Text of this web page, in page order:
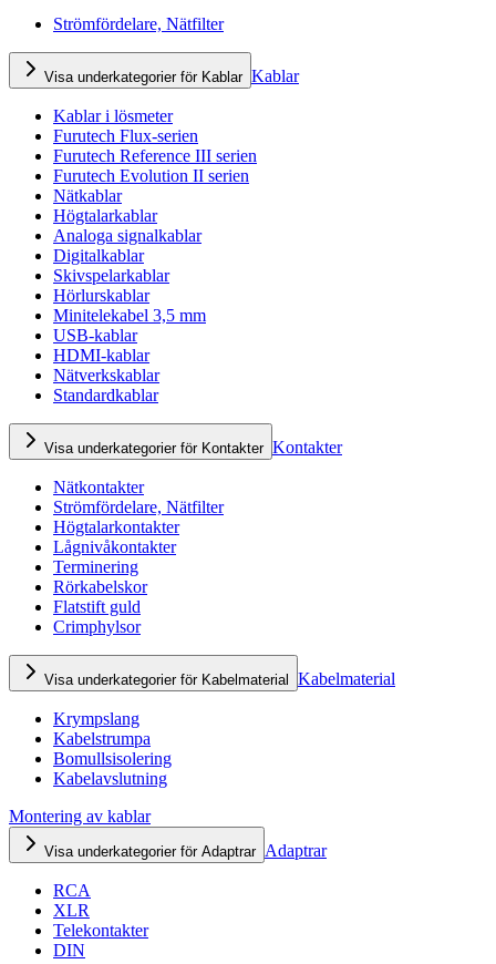
Strömfördelare, Nätfilter
Visa underkategorier för Kablar Kablar
Kablar i lösmeter
Furutech Flux-serien
Furutech Reference III serien
Furutech Evolution II serien
Nätkablar
Högtalarkablar
Analoga signalkablar
Digitalkablar
Skivspelarkablar
Hörlurskablar
Minitelekabel 3,5 mm
USB-kablar
HDMI-kablar
Nätverkskablar
Standardkablar
Visa underkategorier för Kontakter Kontakter
Nätkontakter
Strömfördelare, Nätfilter
Högtalarkontakter
Lågnivåkontakter
Terminering
Rörkabelskor
Flatstift guld
Crimphylsor
Visa underkategorier för Kabelmaterial Kabelmaterial
Krympslang
Kabelstrumpa
Bomullsisolering
Kabelavslutning
Montering av kablar
Visa underkategorier för Adaptrar Adaptrar
RCA
XLR
Telekontakter
DIN